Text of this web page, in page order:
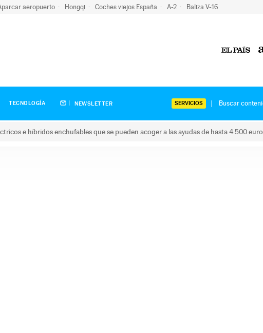
aeropuerto Hongqi Coches viejos España A-2 Baliza V-16
TECNOLOGÍA NEWSLETTER SERVICIOS
e híbridos enchufables que se pueden acoger a las ayudas de hasta 4.500 euro